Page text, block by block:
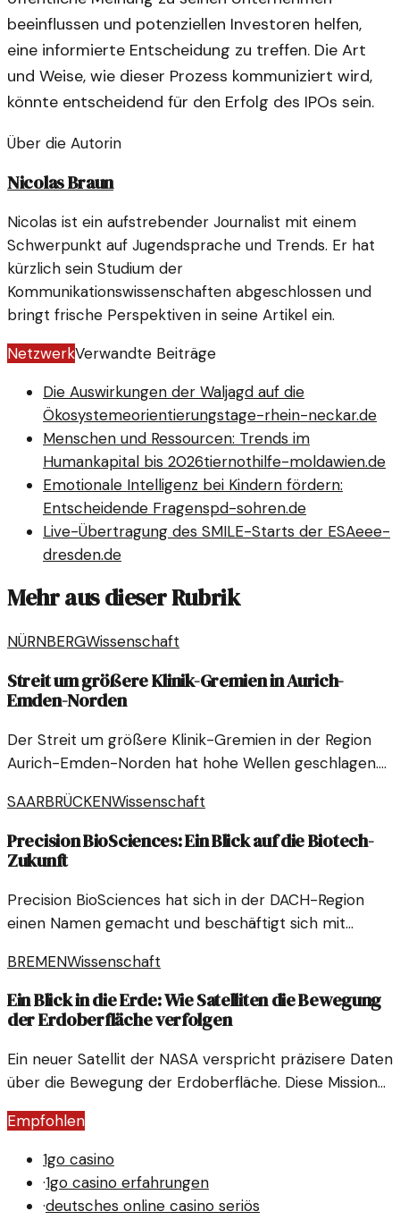
beeinflussen und potenziellen Investoren helfen,
eine informierte Entscheidung zu treffen. Die Art
und Weise, wie dieser Prozess kommuniziert wird,
könnte entscheidend für den Erfolg des IPOs sein.
Über die Autorin
Nicolas Braun
Nicolas ist ein aufstrebender Journalist mit einem
Schwerpunkt auf Jugendsprache und Trends. Er hat
kürzlich sein Studium der
Kommunikationswissenschaften abgeschlossen und
bringt frische Perspektiven in seine Artikel ein.
NetzwerkVerwandte Beiträge
Die Auswirkungen der Waljagd auf die
Ökosystemeorientierungstage-rhein-neckar.de
Menschen und Ressourcen: Trends im
Humankapital bis 2026tiernothilfe-moldawien.de
Emotionale Intelligenz bei Kindern fördern:
Entscheidende Fragenspd-sohren.de
Live-Übertragung des SMILE-Starts der ESAeee-
dresden.de
Mehr aus dieser Rubrik
NÜRNBERGWissenschaft
Streit um größere Klinik-Gremien in Aurich-
Emden-Norden
Der Streit um größere Klinik-Gremien in der Region
Aurich-Emden-Norden hat hohe Wellen geschlagen.
Dimension des Konflikts beleuchtet.
SAARBRÜCKENWissenschaft
Precision BioSciences: Ein Blick auf die Biotech-
Zukunft
Precision BioSciences hat sich in der DACH-Region
einen Namen gemacht und beschäftigt sich mit
Aufmerksamkeit auf die Entwicklungen dieses
Unternehmens und dessen Potenzial im Biotech-
Sektor.
BREMENWissenschaft
Ein Blick in die Erde: Wie Satelliten die Bewegung
der Erdoberfläche verfolgen
Ein neuer Satellit der NASA verspricht präzisere Daten
über die Bewegung der Erdoberfläche. Diese Mission
Umweltschutz liefern.
Empfohlen
1go casino
·1go casino erfahrungen
·deutsches online casino seriös